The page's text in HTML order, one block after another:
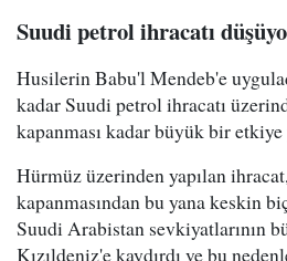
Suudi petrol ihracatı
Husilerin Babu'l Mendeb'e
kadar Suudi petrol ihracatı
kapanması kadar büyük bir etkiye
Hürmüz üzerinden yapılan
kapanmasından bu yana keskin
Suudi Arabistan sevkiyatlarının
Kızıldeniz'e kaydırdı ve bu